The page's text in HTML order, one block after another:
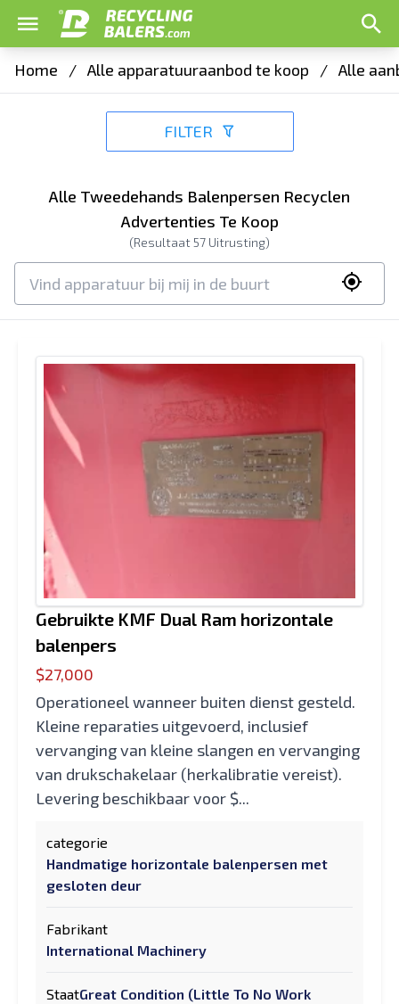
Home / Alle apparatuuraanbod te koop / Alle
FILTER
Alle Tweedehands Balenpersen Recyclen
Advertenties Te Koop
(Resultaat 57 Uitrusting)
Gebruikte KMF Dual Ram horizontale
balenpers
$27,000
Operationeel wanneer buiten dienst gesteld.
Kleine reparaties uitgevoerd, inclusief
vervanging van kleine slangen en vervanging
van drukschakelaar (herkalibratie vereist).
Levering beschikbaar voor $...
categorie
Handmatige horizontale balenpersen met
gesloten deur
Fabrikant
International Machinery
StaatGreat Condition (Little To No Work